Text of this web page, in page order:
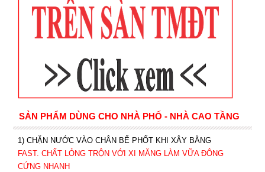
SẢN PHẨM DÙNG CHO NHÀ PHỐ - NHÀ CAO TẦNG
1) CHẶN NƯỚC VÀO CHÂN BỂ PHỐT KHI XÂY BẰNG
FAST. CHẤT LỎNG TRỘN VỚI XI MĂNG LÀM VỮA ĐÔNG
CỨNG NHANH